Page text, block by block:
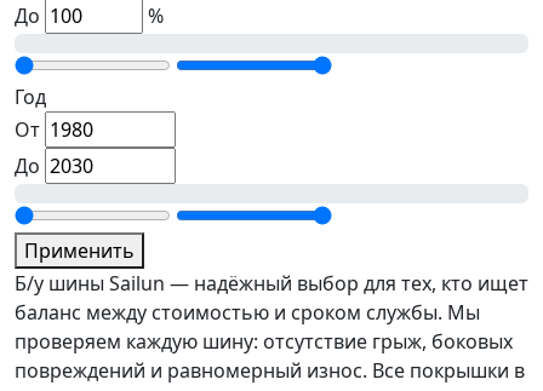
До %
Год
От
До
Применить
Б/у шины Sailun — надёжный выбор для тех, кто ищет
баланс между стоимостью и сроком службы. Мы
проверяем каждую шину: отсутствие грыж, боковых
повреждений и равномерный износ. Все покрышки в